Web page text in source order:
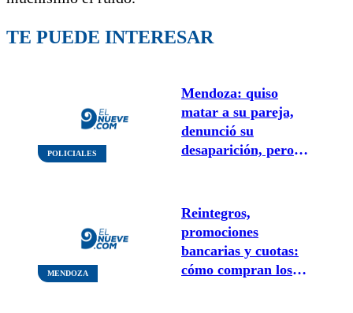
TE PUEDE INTERESAR
POLICIALES
Mendoza: quiso
matar a su pareja,
denunció su
desaparición, pero
MENDOZA
Reintegros,
promociones
bancarias y cuotas:
cómo compran los